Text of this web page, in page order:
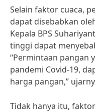
Selain faktor cuaca,
dapat disebabkan
Kepala BPS
tinggi dapat
“Permintaan pangan
pandemi Covid-19,
harga pangan,”
Tidak hanya itu,